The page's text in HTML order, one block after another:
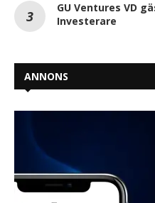
GU Ventures VD
Investerare
ANNONS